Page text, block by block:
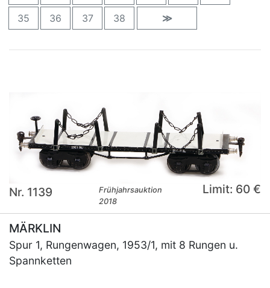
35 36 37 38 ≫
Nr. 1139
Frühjahrsauktion
2018
Limit: 60 €
MÄRKLIN
Spur 1, Rungenwagen, 1953/1, mit 8 Rungen u.
Spannketten